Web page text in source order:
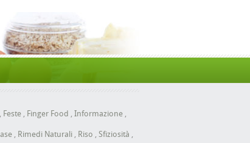
, Feste , Finger Food , Informazione ,
, Rimedi Naturali , Riso , Sfiziosità ,